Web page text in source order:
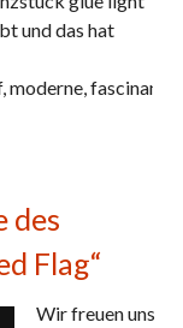
und das hat
moderne,
des
Flag“
Wir freuen uns